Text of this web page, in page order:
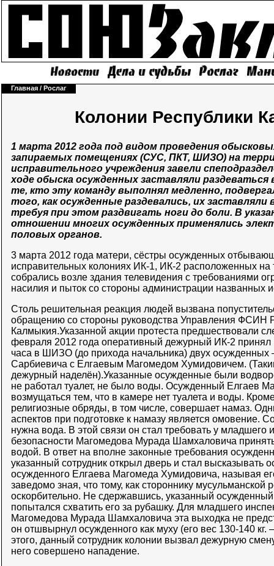
Главная / Рослаг
Колонии Республики
1 марта 2012 года под видом проведения
запираемых помещениях (СУС, ПКТ, ШИЗО) на
исправительного учреждения завели
ходе обыска осужденных заставляли
те, кто эту команду выполнял медленно,
того, как осужденные раздевались, их
требуя при этом раздвигать ноги до боли. В
отношении многих осужденных применялись
половых органов.
3 марта 2012 года матери, сёстры осужденных
исправительных колониях ИК-1, ИК-2 расположенных на
собрались возле здания телевидения с требованиями
насилия и пыток со стороны администрации названных
Столь решительная реакция людей вызвана
обращению со стороны руководства Управления ФСИН
Калмыкия.Указанной акции протеста предшествовали
февраля 2012 года оперативный дежурный ИК-2
часа в ШИЗО (до прихода начальника) двух осужденных
Сарбиевича с Елгаевым Магомедом Хумидовичем.
дежурный наделён).Указанные осужденные были
не работал туалет, не было воды. Осужденный Елгаев
возмущаться тем, что в камере нет туалета и воды.
религиозные обряды, в том числе, совершает намаз.
аспектов при подготовке к намазу является омовение.
нужна вода. В этой связи он стал требовать у младшего
безопасности Магомедова Мурада Шамхаловича
водой. В ответ на вполне законные требования
указанный сотрудник открыл дверь и стал высказывать
осужденного Елгаева Магомеда Хумидовича, называя
заведомо зная, что тому, как стороннику мусульманской
оскорбительно. Не сдержавшись, указанный
попытался схватить его за рубашку. Для младшего
Магомедова Мурада Шамхаловича эта выходка не
он отшвырнул осужденного как муху (его вес 130-140 кг.
этого, данный сотрудник колонии вызвал дежурную
него совершено нападение.